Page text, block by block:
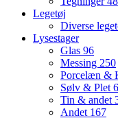
Legetøj
Diverse
Lysestager
Glas 96
Messing 250
Porcelæn &
Sølv & Plet
Tin & andet
Andet 167